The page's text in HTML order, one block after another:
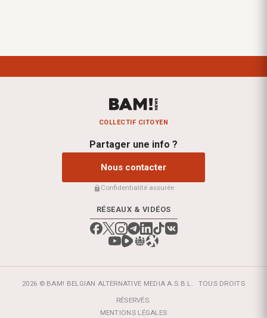
COLLECTIF CITOYEN
Partager une info ?
Nous contacter
Confidentialité assurée
RÉSEAUX & VIDÉOS
2026 © BAM! BELGIAN ALTERNATIVE MEDIA A.S.B.L.
TOUS DROITS
RÉSERVÉS.
MENTIONS LÉGALES